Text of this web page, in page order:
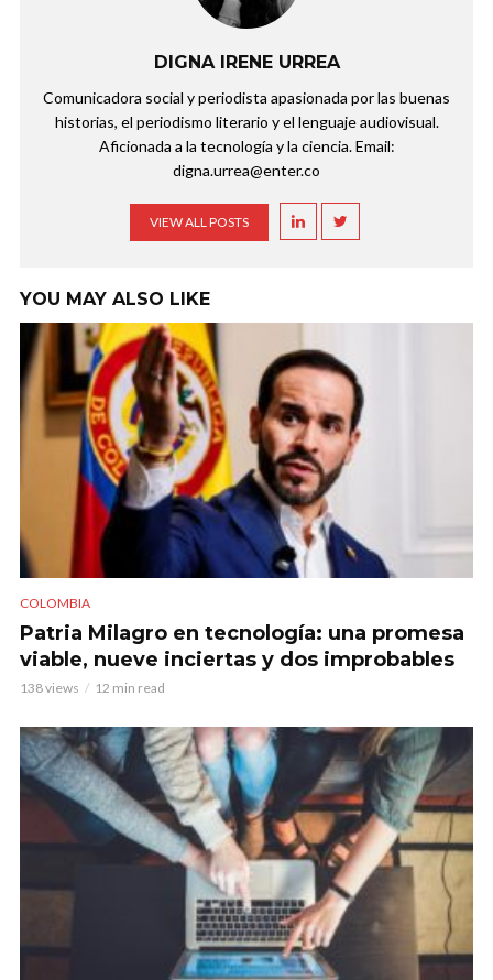
DIGNA IRENE URREA
Comunicadora social y periodista apasionada por las buenas
historias, el periodismo literario y el lenguaje audiovisual.
Aficionada a la tecnología y la ciencia. Email:
digna.urrea@enter.co
VIEW ALL POSTS
YOU MAY ALSO LIKE
COLOMBIA
Patria Milagro en tecnología: una promesa
viable, nueve inciertas y dos improbables
138 views 12 min read